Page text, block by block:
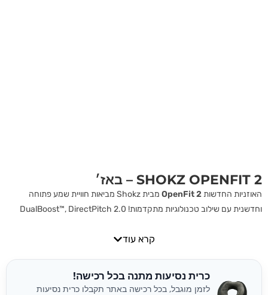
SHOKZ OPENFIT 2 – באז׳
האוזניות החדשותOpenFit 2
מבית Shokz מביאות חוויית שמע פתוחה
וחדשנית עם שילוב טכנולוגיות מתקדמות! DualBoost™, DirectPitch 2.0
מבטיחים שימוש נוח לאורך כל היום – באימון, בעבודה או בנסיעות.
קרא עוד
כרית נסיעות מתנה בכל רכישה!
לזמן מוגבל, בכל רכישה באתר תקבלו כרית נסיעות